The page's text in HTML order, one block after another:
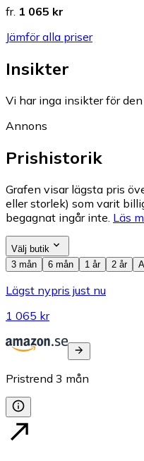
fr. 1 065 kr
Jämför alla priser
Insikter
Vi har inga insikter för
Annons
Prishistorik
Grafen visar lägsta pris
eller storlek) som varit
begagnat ingår inte. Läs
Välj butik
3 mån
6 mån 1 år 2 år
Lägst nypris just nu
1 065 kr
Pristrend 3 mån